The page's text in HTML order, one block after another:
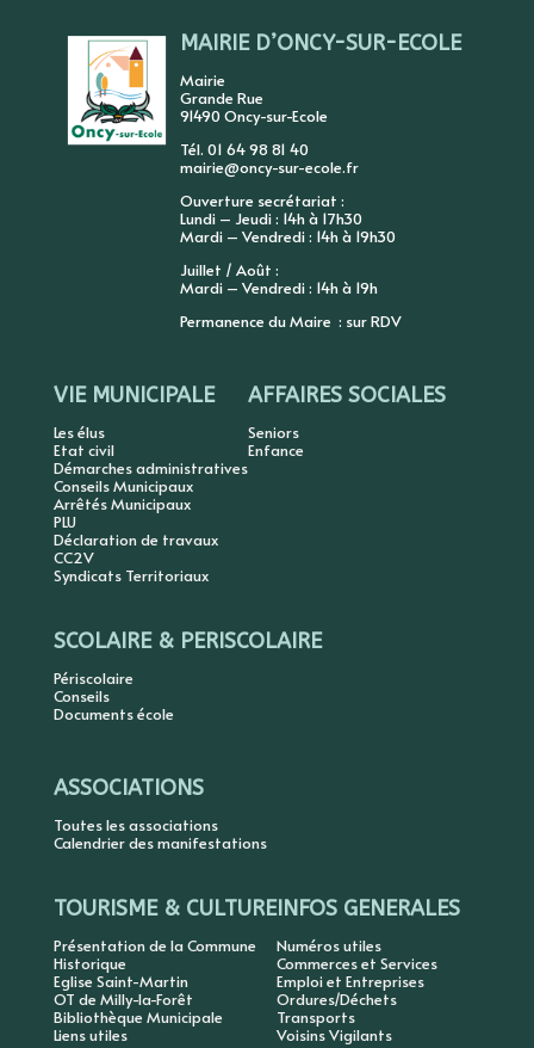
MAIRIE D’ONCY-SUR-ECOLE
Mairie
Grande Rue
91490 Oncy-sur-Ecole
Tél. 01 64 98 81 40
mairie@oncy-sur-ecole.fr
Ouverture secrétariat :
Lundi – Jeudi : 14h à 17h30
Mardi – Vendredi : 14h à 19h30
Juillet / Août :
Mardi – Vendredi : 14h à 19h
Permanence du Maire : sur RDV
VIE MUNICIPALE
Les élus
Etat civil
Démarches administratives
Conseils Municipaux
Arrêtés Municipaux
PLU
Déclaration de travaux
CC2V
Syndicats Territoriaux
AFFAIRES SOCIALES
Seniors
Enfance
SCOLAIRE & PERISCOLAIRE
Périscolaire
Conseils
Documents école
ASSOCIATIONS
Toutes les associations
Calendrier des manifestations
TOURISME & CULTURE
Présentation de la Commune
Historique
Eglise Saint-Martin
OT de Milly-la-Forêt
Bibliothèque Municipale
Liens utiles
INFOS GENERALES
Numéros utiles
Commerces et Services
Emploi et Entreprises
Ordures/Déchets
Transports
Voisins Vigilants